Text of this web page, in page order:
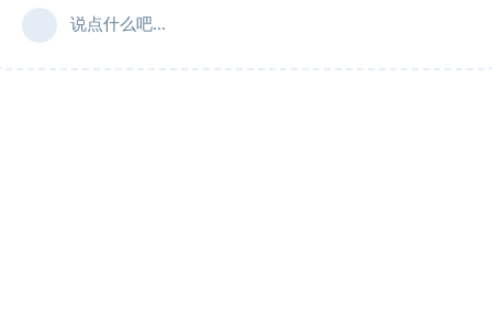
说点什么吧...